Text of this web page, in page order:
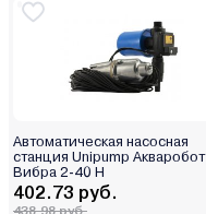
Автоматическая насосная
станция Unipump Акваробот
Вибра 2-40 Н
402.73 руб.
438.98 руб.